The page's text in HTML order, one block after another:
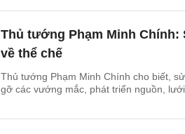
Thủ tướng Phạm Minh
về thể chế
Thủ tướng Phạm Minh Chính cho biết,
gỡ các vướng mắc, phát triển nguồn, lưới